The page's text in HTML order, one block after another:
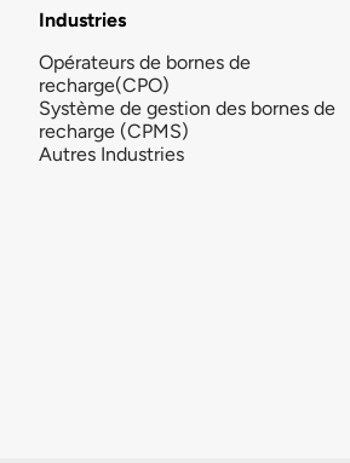
Industries
Opérateurs de bornes de
recharge(CPO)
Système de gestion des bornes de
recharge (CPMS)
Autres Industries